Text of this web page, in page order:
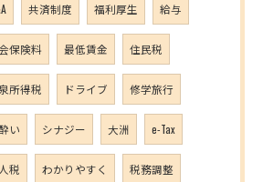
共済制度 福利厚生 給与
保険料 最低賃金 住民税
所得税 ドライブ 修学旅行
い シナジー 大洲 e-Tax
税 わかりやすく 税務調整